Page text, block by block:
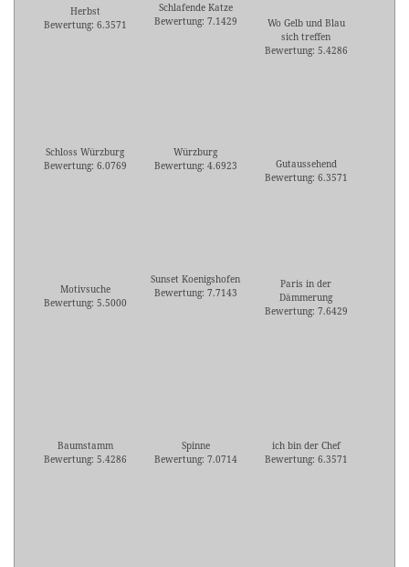
Herbst
Bewertung: 6.3571
Schlafende Katze
Bewertung: 7.1429
Wo Gelb und Blau
sich treffen
Bewertung: 5.4286
Schloss Würzburg
Bewertung: 6.0769
Würzburg
Bewertung: 4.6923
Gutaussehend
Bewertung: 6.3571
Motivsuche
Bewertung: 5.5000
Sunset Koenigshofen
Bewertung: 7.7143
Paris in der
Dämmerung
Bewertung: 7.6429
Baumstamm
Bewertung: 5.4286
Spinne
Bewertung: 7.0714
ich bin der Chef
Bewertung: 6.3571